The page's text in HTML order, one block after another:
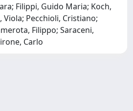
Filippi, Guido Maria; Koch,
Viola; Pecchioli, Cristiano;
Filippo; Saraceni,
Carlo